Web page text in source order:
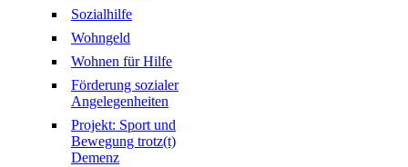
Sozialhilfe
Wohngeld
Wohnen für Hilfe
Förderung sozialer
Angelegenheiten
Projekt: Sport und
Bewegung trotz(t)
Demenz